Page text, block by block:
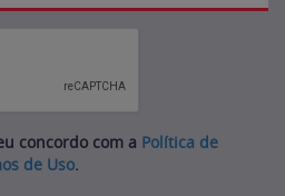
concordo com a Política de
de Uso.